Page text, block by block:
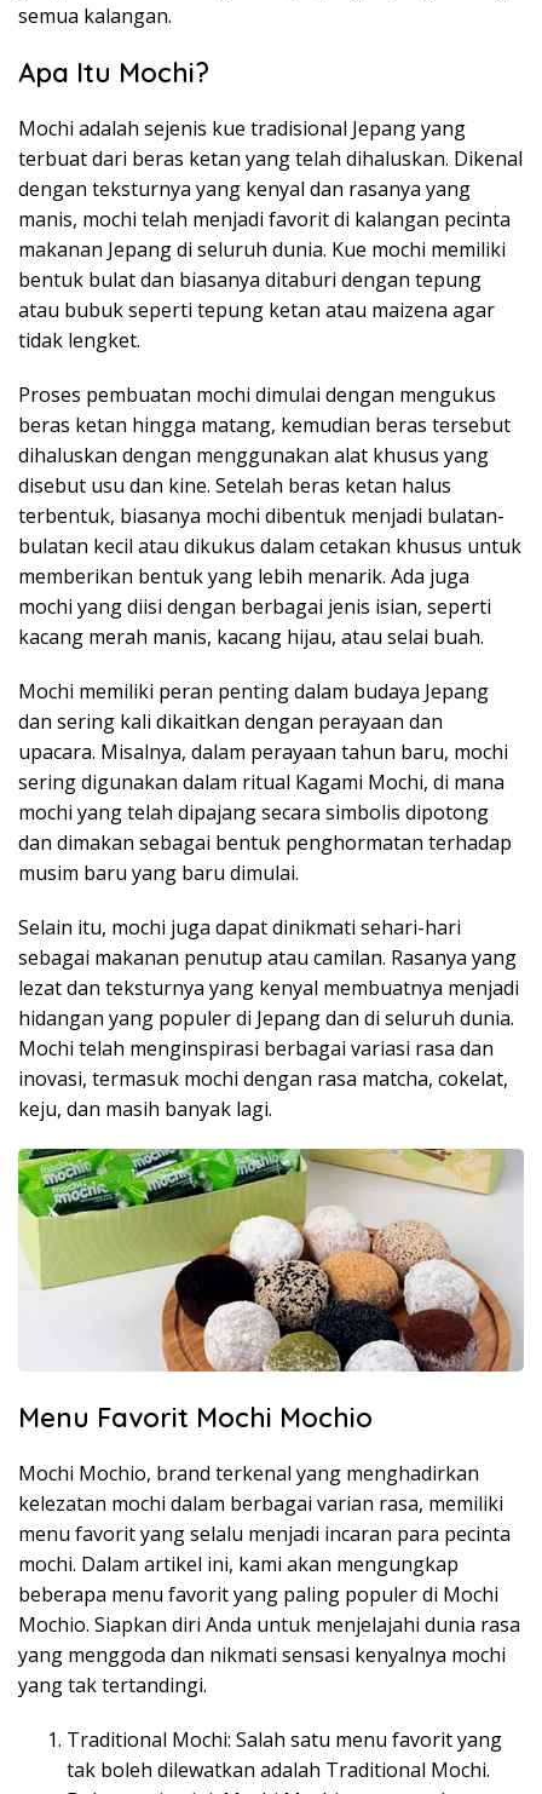
semua kalangan.
Apa Itu Mochi?
Mochi adalah sejenis kue tradisional Jepang yang
terbuat dari beras ketan yang telah dihaluskan. Dikenal
dengan teksturnya yang kenyal dan rasanya yang
manis, mochi telah menjadi favorit di kalangan pecinta
makanan Jepang di seluruh dunia. Kue mochi memiliki
bentuk bulat dan biasanya ditaburi dengan tepung
atau bubuk seperti tepung ketan atau maizena agar
tidak lengket.
Proses pembuatan mochi dimulai dengan mengukus
beras ketan hingga matang, kemudian beras tersebut
dihaluskan dengan menggunakan alat khusus yang
disebut usu dan kine. Setelah beras ketan halus
terbentuk, biasanya mochi dibentuk menjadi bulatan-
bulatan kecil atau dikukus dalam cetakan khusus untuk
memberikan bentuk yang lebih menarik. Ada juga
mochi yang diisi dengan berbagai jenis isian, seperti
kacang merah manis, kacang hijau, atau selai buah.
Mochi memiliki peran penting dalam budaya Jepang
dan sering kali dikaitkan dengan perayaan dan
upacara. Misalnya, dalam perayaan tahun baru, mochi
sering digunakan dalam ritual Kagami Mochi, di mana
mochi yang telah dipajang secara simbolis dipotong
dan dimakan sebagai bentuk penghormatan terhadap
musim baru yang baru dimulai.
Selain itu, mochi juga dapat dinikmati sehari-hari
sebagai makanan penutup atau camilan. Rasanya yang
lezat dan teksturnya yang kenyal membuatnya menjadi
hidangan yang populer di Jepang dan di seluruh dunia.
Mochi telah menginspirasi berbagai variasi rasa dan
inovasi, termasuk mochi dengan rasa matcha, cokelat,
keju, dan masih banyak lagi.
Menu Favorit Mochi Mochio
Mochi Mochio, brand terkenal yang menghadirkan
kelezatan mochi dalam berbagai varian rasa, memiliki
menu favorit yang selalu menjadi incaran para pecinta
mochi. Dalam artikel ini, kami akan mengungkap
beberapa menu favorit yang paling populer di Mochi
Mochio. Siapkan diri Anda untuk menjelajahi dunia rasa
yang menggoda dan nikmati sensasi kenyalnya mochi
yang tak tertandingi.
Traditional Mochi: Salah satu menu favorit yang
tak boleh dilewatkan adalah Traditional Mochi.